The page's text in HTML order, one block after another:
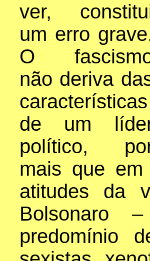
ver,
um erro
O
não deriva
características
de um
político,
mais que
atitudes da
Bolsonaro
predomínio